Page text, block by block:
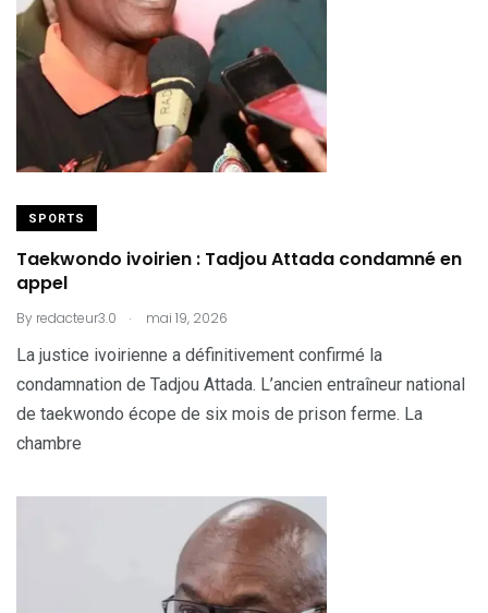
SPORTS
Taekwondo ivoirien : Tadjou Attada condamné en
appel
By redacteur3.0 . mai 19, 2026
La justice ivoirienne a définitivement confirmé la
condamnation de Tadjou Attada. L’ancien entraîneur national
de taekwondo écope de six mois de prison ferme. La
chambre